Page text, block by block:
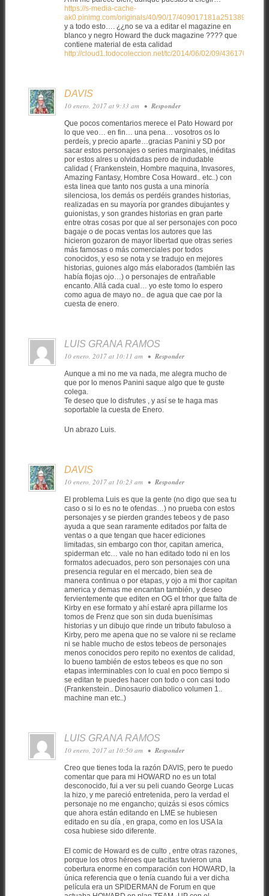
https://s-media-cache-
ak0.pinimg.com/originals/40/90/17/
y a todo esto…. ¿¿no se va a editar el magazine en
blanco y negro Howard the duck magazine ???? que
contiene material de esta calidad
http://cloud1.todocoleccion.net/tc/2014/06/02/09/
DAVIS
10 enero, 2017 at 9:33 am • Responder
Que pocos comentarios merece el Pato Howard por
lo que veo… en fin… una pena… vosotros os lo
perdeís, y precio aparte…gracias Panini y SD por
sacar estos personajes o series marginales, inéditas
por estos alres u olvidadas pero de indudable
calidad ( Frankenstein, Hombre maquina, Invasores,
Amazing Fantasy, Hombre Cosa Howard.. etc..) con
esta linea que tanto nos gusta a una minoría
silenciosa, los demás os perdéis grandes historias,
realizadas en su mayoría por grandes dibujantes y
guionistas, y son grandes historias en gran parte
entre otras cosas por que al ser personajes con poco
bagaje o de pocas ventas los autores que las
hicieron gozaron de mayor libertad que otras series
más famosas o más comerciales por todos
conocidos, y eso se nota y se tradujo en mejores
historias, guiones algo más elaborados (también las
había flojas ojo…) o personajes de entrañable
encanto. Allá cada cual… yo este tomo lo espero
como agua de mayo no.. de agua que cae por la
cuesta de enero.
LUIS GRANA RAMOS
10 enero, 2017 at 10:11 am • Responder
Aunque a mi no me va nada, me alegra mucho de
que por lo menos Panini saque algo que te guste
colega.
Te deseo que lo disfrutes , y así se te haga mas
soportable la cuesta de Enero.
Un abrazo Luis.
DAVIS
10 enero, 2017 at 10:23 am • Responder
El problema Luis es que la gente (no digo que sea tu
caso o si lo es no te ofendas…) no prueba con estos
personajes y se pierden grandes tebeos y de paso
ayuda a que sean raramente editados por falta de
ventas o a que tengan que hacer ediciones
limitadas, sin embargo con thor, capitan america,
spiderman etc… vale no han editado todo ni en los
formatos adecuados, pero son personajes con una
presencia regular en el mercado, bien sea de
manera continua o por etapas, y ojo a mi thor capitan
america y demas me encantan también, y deseo
fervientemente que editen en OG el trhor que falta de
Kirby en ese formato y ahí estaré apra pillarme los
tomos de Frenz que son sin duda buenísimas
historias y un dibujo que rinde un tributo fabuloso a
Kirby, pero me apena que no se valore ni se reclame
ni se hable mucho de estos tebeos de personajes
menos conocidos pero repito no exentos de calidad,
lo bueno también de estos tebeos es que no son
etapas interminables con lo cual en poco tiempo si
se editan te puedes hacer con todo o con casi todo
(Frankenstein.. Dinosaurio diabolico volumen 1..
machine man etc..)
LUIS GRANA RAMOS
10 enero, 2017 at 10:50 am • Responder
Creo que tienes toda la razón DAVIS, pero te puedo
comentar que para mi HOWARD no es un total
desconocido, fui a ver su peli cuando George Lucas
la hizo, y me pareció entretenida, pero la verdad el
personaje no me engancho; quizás si esos cómics
que ahora están editando en LME se hubiesen
editado en su día , en grapa, como en los USA la
cosa hubiese sido diferente.
El comic de Howard es de culto , entre otras razones,
porque los otros héroes que tacitas tuvieron una
cobertura enorme en comparación con HOWARD, la
única referencia que o tenía cuando fui a ver dicha
película era un SPIDERMAN de Forum en que